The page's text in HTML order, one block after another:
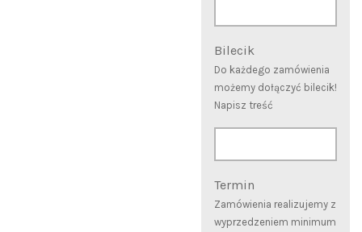
Bilecik
Do każdego zamówienia
możemy dołączyć bilecik!
Napisz treść
Termin
Zamówienia realizujemy z
wyprzedzeniem minimum